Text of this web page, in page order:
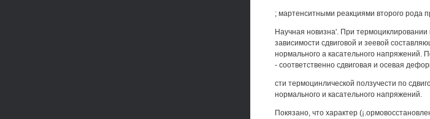
; мартенситными реакциями второго рода
Научная новизна'. При термоциклировании
зависимости сдвиговой и зеевой
нормального а касательного напряжений.
- соответственно сдвиговая и осевая
сти термоцинлической ползучести по
нормального и касательного напряжений.
Покязано, что характер